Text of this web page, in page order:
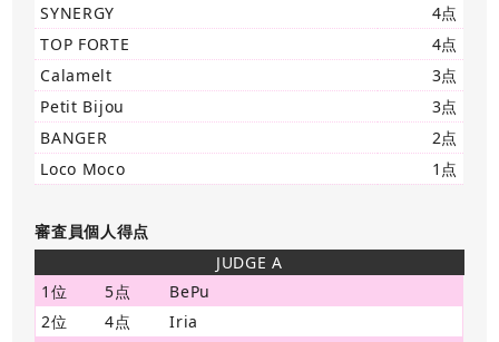
SYNERGY
4点
TOP FORTE
4点
Calamelt
3点
Petit Bijou
3点
BANGER
2点
Loco Moco
1点
審査員個人得点
JUDGE A
1位
5点
BePu
2位
4点
Iria